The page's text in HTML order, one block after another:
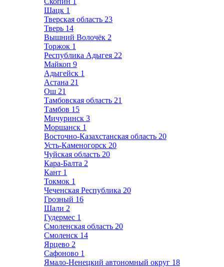
Шацк 1
Тверская область 23
Тверь 14
Вышний Волочёк 2
Торжок 1
Республика Адыгея 22
Майкоп 9
Адыгейск 1
Астана 21
Ош 21
Тамбовская область 21
Тамбов 15
Мичуринск 3
Моршанск 1
Восточно-Казахстанская область 20
Усть-Каменогорск 20
Чуйская область 20
Кара-Балта 2
Кант 1
Токмок 1
Чеченская Республика 20
Грозный 16
Шали 2
Гудермес 1
Смоленская область 20
Смоленск 14
Ярцево 2
Сафоново 1
Ямало-Ненецкий автономный округ 18